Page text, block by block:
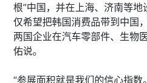
根”中国，并在上海、济南等
仅希望把韩国消费品带到中国
两国企业在汽车零部件、生物
佑说。
“参展面积就是我们的信心指数